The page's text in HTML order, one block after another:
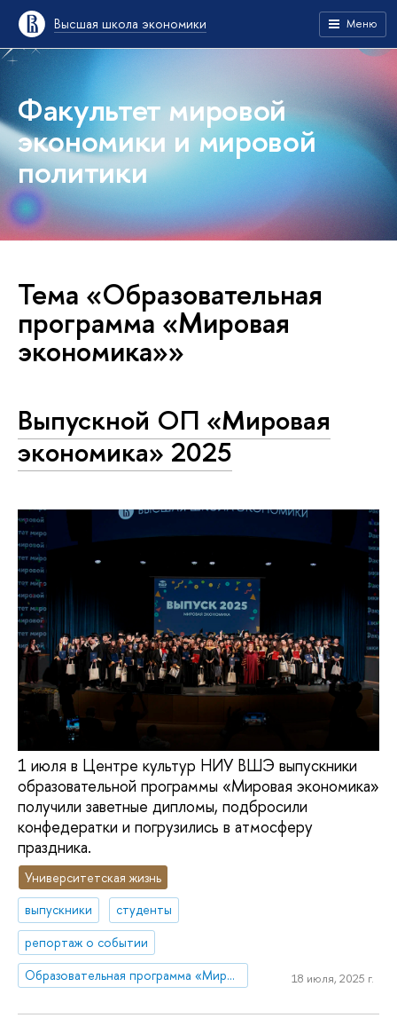
Высшая школа экономики Меню
Факультет мировой
экономики и мировой
политики
Тема «Образовательная
программа «Мировая
экономика»»
Выпускной ОП «Мировая
экономика» 2025
1 июля в Центре культур НИУ ВШЭ выпускники
образовательной программы «Мировая экономика»
получили заветные дипломы, подбросили
конфедератки и погрузились в атмосферу
праздника.
Университетская жизнь
выпускники
студенты
репортаж о событии
Образовательная программа «Мировая экономика»
18 июля, 2025 г.